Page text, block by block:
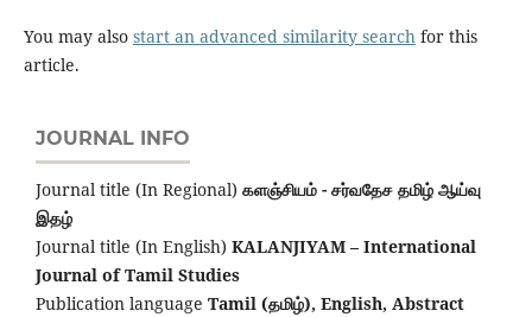
You may also start an advanced similarity searchfor this
article.
JOURNAL INFO
Journal title (In Regional) களஞ்சியம் - சர்வதேச தமிழ் ஆய்வு
இதழ்
Journal title (In English) KALANJIYAM – International
Journal of Tamil Studies
Publication language Tamil (தமிழ்), English, Abstract